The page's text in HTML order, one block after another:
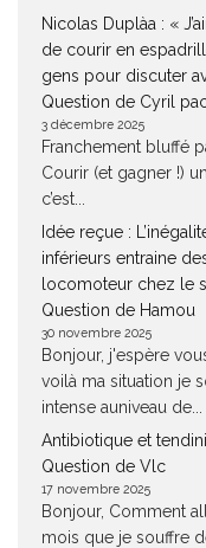
Nicolas Duplàa : «
de courir en
gens pour discuter
Question de Cyril
3 décembre 2025
Franchement bluffé
Courir (et gagner !)
c’est...
Idée reçue :
inférieurs entraine
locomoteur chez le
Question de Hamou
30 novembre 2025
Bonjour, j'espère
voilà ma situation je
intense auniveau de...
Antibiotique et
Question de Vlc
17 novembre 2025
Bonjour, Comment
mois que je souffre